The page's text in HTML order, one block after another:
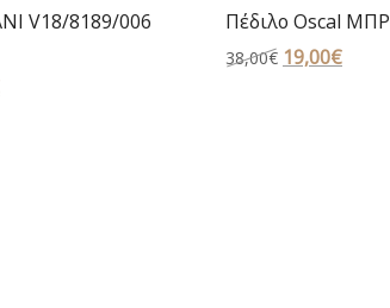
V18/8189/006
Πέδιλο Oscal
38,00€ Original
19,00€Η